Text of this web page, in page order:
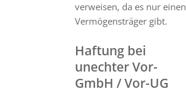
verweisen, da es nur einen
Vermögensträger gibt.
Haftung bei
unechter Vor-
GmbH / Vor-UG